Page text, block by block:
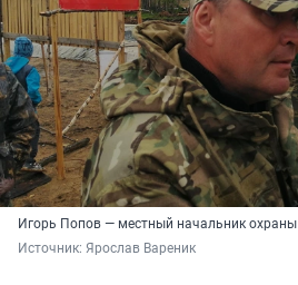
Игорь Попов — местный начальник охраны
Источник: Ярослав Вареник